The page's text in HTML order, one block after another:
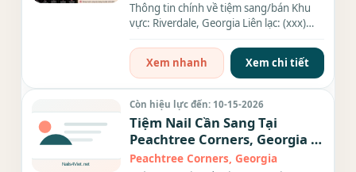
Thông tin chính về tiệm sang/bán Khu
vực: Riverdale, Georgia Liên lạc: (xxx)
Xem nhanh
Xem chi tiết
Còn hiệu lực đến: 10-15-2026
Tiệm Nail Cần Sang Tại
Peachtree Corners, Georgia –
Giá $120,000
Peachtree Corners, Georgia